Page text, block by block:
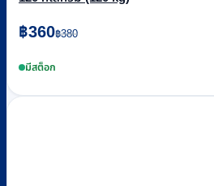
฿380
Original
price
was:
฿360
Current
price
is:มีสต็อก